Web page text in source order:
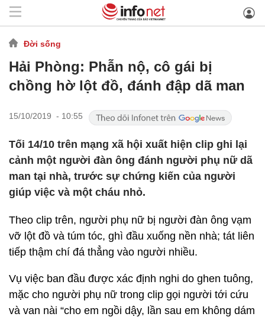
Đời sống
Hải Phòng: Phẫn nộ, cô gái bị
chồng hờ lột đồ, đánh đập dã man
15/10/2019 - 10:55
Tối 14/10 trên mạng xã hội xuất hiện clip ghi lại
cảnh một người đàn ông đánh người phụ nữ dã
man tại nhà, trước sự chứng kiến của người
giúp việc và một cháu nhỏ.
Theo clip trên, người phụ nữ bị người đàn ông vạm
vỡ lột đồ và túm tóc, ghì đầu xuống nền nhà; tát liên
tiếp thậm chí đá thẳng vào người nhiều.
Vụ việc ban đầu được xác định nghi do ghen tuông,
mặc cho người phụ nữ trong clip gọi người tới cứu
và van nài “cho em ngồi dậy, lần sau em không dám